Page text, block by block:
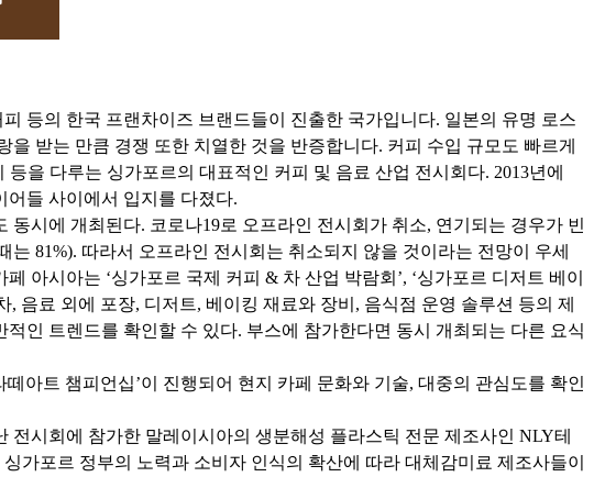
등의 한국 프랜차이즈 브랜드들이 진출한 국가입니다. 일본의 유명 로스
받는 만큼 경쟁 또한 치열한 것을 반증합니다. 커피 수입 규모도 빠르게
을 다루는 싱가포르의 대표적인 커피 및 음료 산업 전시회다. 2013년에
들 사이에서 입지를 다졌다.
시에 개최된다. 코로나19로 오프라인 전시회가 취소, 연기되는 경우가 빈
81%). 따라서 오프라인 전시회는 취소되지 않을 것이라는 전망이 우세
아시아는 ‘싱가포르 국제 커피 & 차 산업 박람회’, ‘싱가포르 디저트 베이
음료 외에 포장, 디저트, 베이킹 재료와 장비, 음식점 운영 솔루션 등의 제
인 트렌드를 확인할 수 있다. 부스에 참가한다면 동시 개최되는 다른 요식
아트 챔피언십’이 진행되어 현지 카페 문화와 기술, 대중의 관심도를 확인
전시회에 참가한 말레이시아의 생분해성 플라스틱 전문 제조사인 NLY테
가포르 정부의 노력과 소비자 인식의 확산에 따라 대체감미료 제조사들이